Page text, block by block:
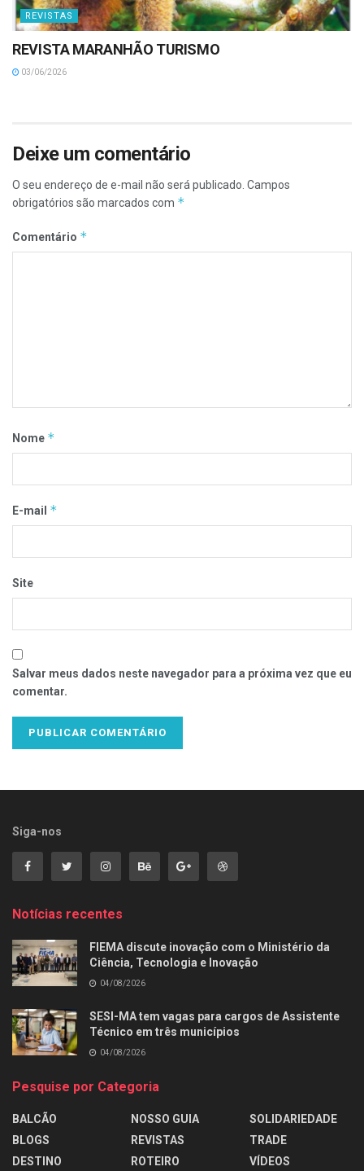
REVISTAS
REVISTA MARANHÃO TURISMO
03/06/2026
Deixe um comentário
O seu endereço de e-mail não será publicado. Campos
obrigatórios são marcados com *
Comentário *
Nome *
E-mail *
Site
Salvar meus dados neste navegador para a próxima vez que eu
comentar.
Siga-nos
Notícias recentes
FIEMA discute inovação com o Ministério da
Ciência, Tecnologia e Inovação
04/08/2026
SESI-MA tem vagas para cargos de Assistente
Técnico em três municípios
04/08/2026
Pesquise por Categoria
BALCÃO
BLOGS
DESTINO
NOSSO GUIA
REVISTAS
ROTEIRO
SOLIDARIEDADE
TRADE
VÍDEOS